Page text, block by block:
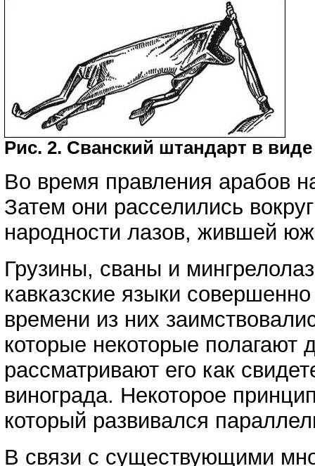
Рис. 2. Сванский штандарт в
Во время правления арабов
Затем они расселились
народности лазов, жившей
Грузины, сваны и
кавказские языки
времени из них
которые некоторые полагают
рассматривают его как
винограда. Некоторое
который развивался
В связи с существующими